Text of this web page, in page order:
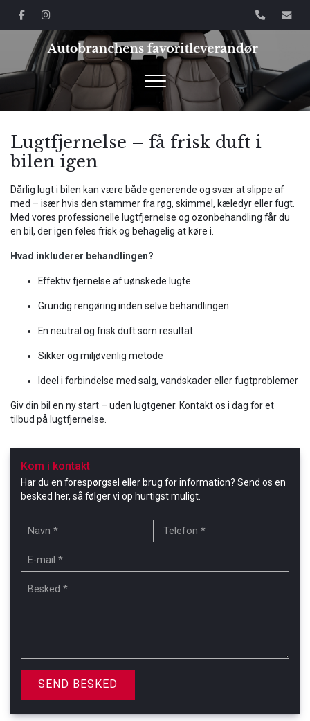
hovedindhold
Lugtfjernelse – få frisk duft i
bilen igen
Dårlig lugt i bilen kan være både generende og svær at slippe af
med – især hvis den stammer fra røg, skimmel, kæledyr eller fugt.
Med vores professionelle lugtfjernelse og ozonbehandling får du
en bil, der igen føles frisk og behagelig at køre i.
Hvad inkluderer behandlingen?
Effektiv fjernelse af uønskede lugte
Grundig rengøring inden selve behandlingen
En neutral og frisk duft som resultat
Sikker og miljøvenlig metode
Ideel i forbindelse med salg, vandskader eller fugtproblemer
Giv din bil en ny start – uden lugtgener. Kontakt os i dag for et
tilbud på lugtfjernelse.
Kom i kontakt
Har du en forespørgsel eller brug for information? Send os en
besked her, så følger vi op hurtigst muligt.